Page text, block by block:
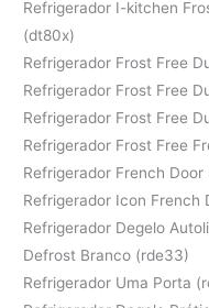
Refrigerador I-kitchen
(dt80x)
Refrigerador Frost Free
Refrigerador Frost Free
Refrigerador Frost Free
Refrigerador Frost Free
Refrigerador French Door
Refrigerador Icon
Refrigerador Degelo
Defrost Branco (rde33)
Refrigerador Uma Porta